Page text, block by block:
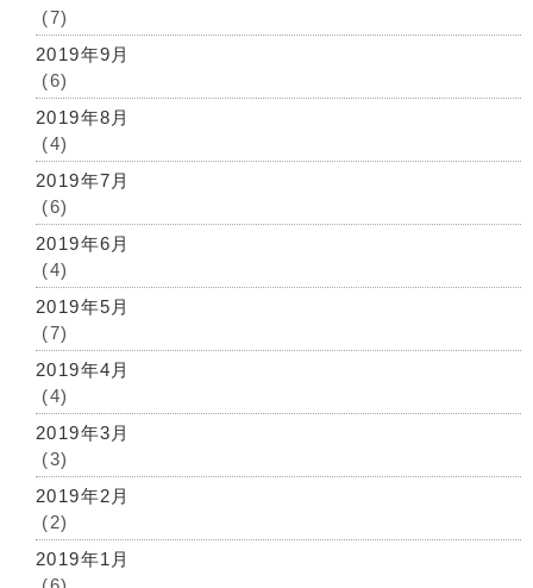
(7)
2019年9月
(6)
2019年8月
(4)
2019年7月
(6)
2019年6月
(4)
2019年5月
(7)
2019年4月
(4)
2019年3月
(3)
2019年2月
(2)
2019年1月